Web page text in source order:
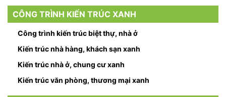
CÔNG TRÌNH KIẾN TRÚC XANH
Công trình kiến trúc biệt thự, nhà ở
Kiến trúc nhà hàng, khách sạn xanh
Kiến trúc nhà ở, chung cư xanh
Kiến trúc văn phòng, thương mại xanh